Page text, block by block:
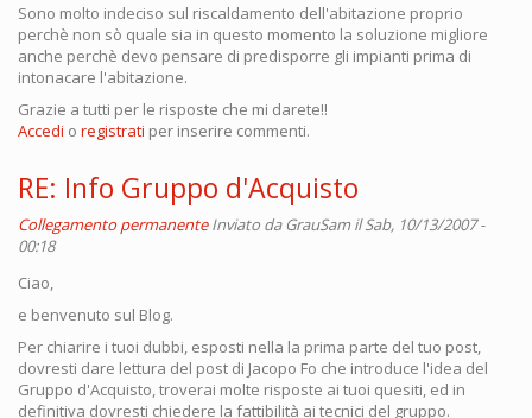
Sono molto indeciso sul riscaldamento dell'abitazione proprio
perchè non sò quale sia in questo momento la soluzione migliore
anche perchè devo pensare di predisporre gli impianti prima di
intonacare l'abitazione.
Grazie a tutti per le risposte che mi darete!!
Accedi o registrati per inserire commenti.
RE: Info Gruppo d'Acquisto
Collegamento permanente Inviato daGrauSamil Sab, 10/13/2007 -
00:18
Ciao,
e benvenuto sul Blog.
Per chiarire i tuoi dubbi, esposti nella la prima parte del tuo post,
dovresti dare lettura del post di Jacopo Fo che introduce l'idea del
Gruppo d'Acquisto, troverai molte risposte ai tuoi quesiti, ed in
definitiva dovresti chiedere la fattibilità ai tecnici del gruppo.